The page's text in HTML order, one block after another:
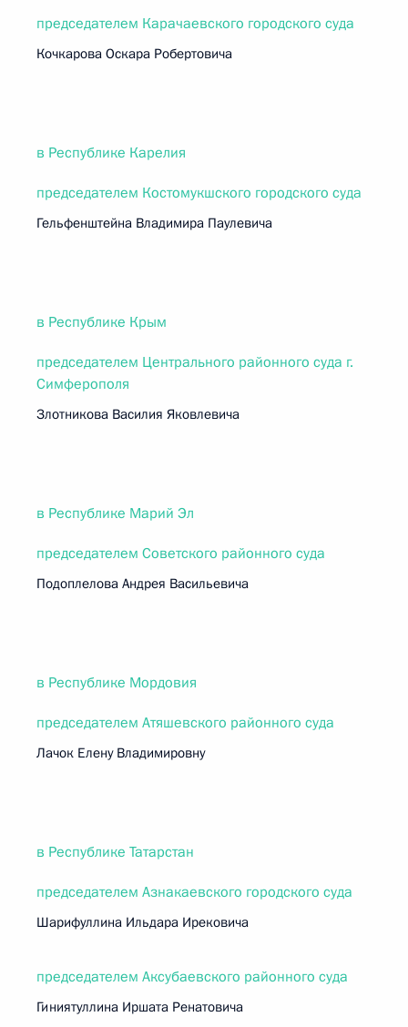
председателем Карачаевского городского суда
Кочкарова Оскара Робертовича
в Республике Карелия
председателем Костомукшского городского суда
Гельфенштейна Владимира Паулевича
в Республике Крым
председателем Центрального районного суда г.
Симферополя
Злотникова Василия Яковлевича
в Республике Марий Эл
председателем Советского районного суда
Подоплелова Андрея Васильевича
в Республике Мордовия
председателем Атяшевского районного суда
Лачок Елену Владимировну
в Республике Татарстан
председателем Азнакаевского городского суда
Шарифуллина Ильдара Ирековича
председателем Аксубаевского районного суда
Гиниятуллина Иршата Ренатовича